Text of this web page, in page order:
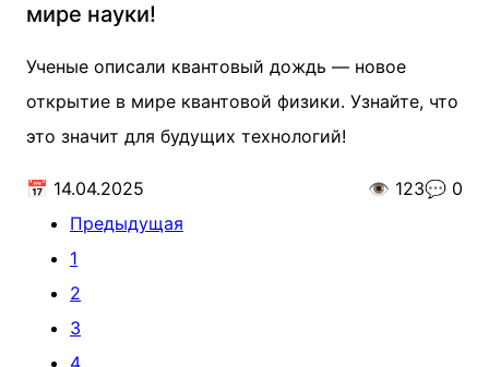
мире науки!
Ученые описали квантовый дождь — новое
открытие в мире квантовой физики. Узнайте, что
это значит для будущих технологий!
📅 14.04.2025 👁️ 123💬 0
Предыдущая
1
2
3
4